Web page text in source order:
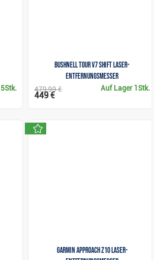
5Stk.
Bushnell Tour V7 Shift Laser-
Entfernungsmesser
Auf Lager 1Stk.
479,99 €
449 €
Garmin Approach Z10 Laser-